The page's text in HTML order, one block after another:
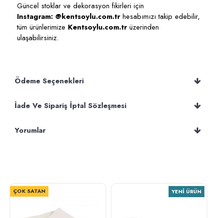
Güncel stoklar ve dekorasyon fikirleri için
Instagram: @kentsoylu.com.trhesabımızı takip edebilir,
tüm ürünlerimize Kentsoylu.com.trüzerinden
ulaşabilirsiniz.
Ödeme Seçenekleri
İade Ve Sipariş İptal Sözleşmesi
Yorumlar
ÇOK SATAN YENI ÜRÜN